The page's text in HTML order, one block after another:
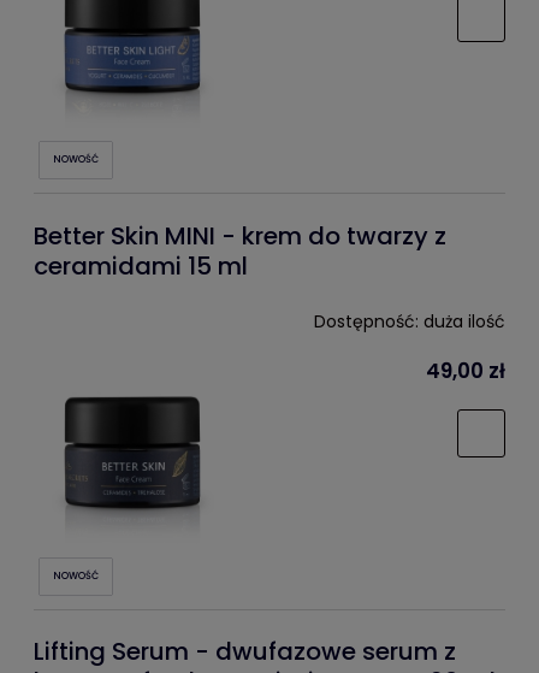
NOWOŚĆ
Better Skin MINI - krem do twarzy z
ceramidami 15 ml
Dostępność: duża ilość
49,00 zł
NOWOŚĆ
Lifting Serum - dwufazowe serum z